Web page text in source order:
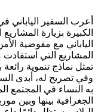
أعرب السفير الياباني
الكبيرة بزيارة
الياباني مع مفوضية
المشاريع التي استفادت
تمثل نماذج تنموية
وفي تصريح له، أبدى
به النساء في المجتمع
الجغرافية بينها وبين